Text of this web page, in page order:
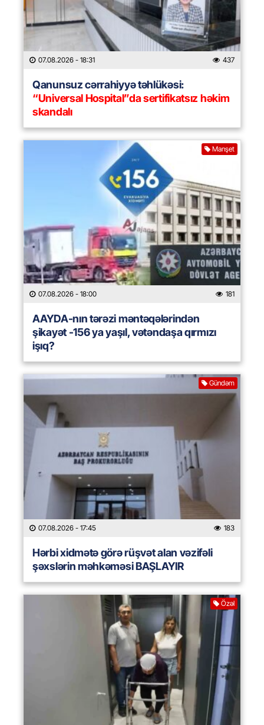
07.08.2026 - 18:31 437
Qanunsuz cərrahiyyə təhlükəsi:
“Universal Hospital”da sertifikatsız həkim
skandalı
Manşet
07.08.2026 - 18:00 181
AAYDA-nın tərəzi məntəqələrindən
şikayət -156 ya yaşıl, vətəndaşa qırmızı
işıq?
Gündəm
07.08.2026 - 17:45 183
Hərbi xidmətə görə rüşvət alan vəzifəli
şəxslərin məhkəməsi BAŞLAYIR
Özəl